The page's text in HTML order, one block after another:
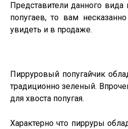
Представители данного
попугаев, то вам
увидеть и в продаже.
Пирруровый попугайчик
традиционно зеленый.
для хвоста попугая.
Характерно что пирруры